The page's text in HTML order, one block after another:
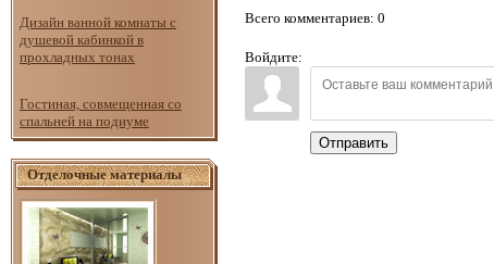
Дизайн ванной комнаты с
душевой кабинкой в
прохладных тонах
Гостиная, совмещенная со
спальней на подиуме
Отделочные материалы
Всего комментариев: 0
Войдите:
Отправить